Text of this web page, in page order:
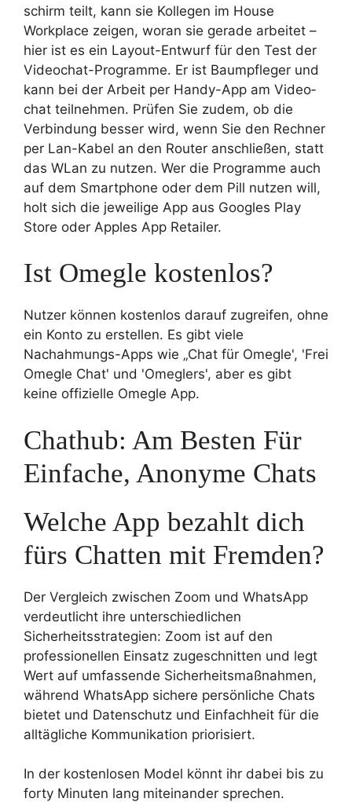
schirm teilt, kann sie Kollegen im House
Workplace zeigen, woran sie gerade arbeitet –
hier ist es ein Layout-Entwurf für den Test der
Video­chat-Programme. Er ist Baum­pfleger und
kann bei der Arbeit per Handy-App am Video­
chat teilnehmen. Prüfen Sie zudem, ob die
Verbindung besser wird, wenn Sie den Rechner
per Lan-Kabel an den Router anschließen, statt
das WLan zu nutzen. Wer die Programme auch
auf dem Smartphone oder dem Pill nutzen will,
holt sich die jeweilige App aus Googles Play
Store oder Apples App Retailer.
Ist Omegle kostenlos?
Nutzer können kostenlos darauf zugreifen, ohne
ein Konto zu erstellen. Es gibt viele
Nachahmungs-Apps wie „Chat für Omegle', 'Frei
Omegle Chat' und 'Omeglers', aber es gibt
keine offizielle Omegle App.
Chathub: Am Besten Für
Einfache, Anonyme Chats
Welche App bezahlt dich
fürs Chatten mit Fremden?
Der Vergleich zwischen Zoom und WhatsApp
verdeutlicht ihre unterschiedlichen
Sicherheitsstrategien: Zoom ist auf den
professionellen Einsatz zugeschnitten und legt
Wert auf umfassende Sicherheitsmaßnahmen,
während WhatsApp sichere persönliche Chats
bietet und Datenschutz und Einfachheit für die
alltägliche Kommunikation priorisiert.
In der kostenlosen Model könnt ihr dabei bis zu
forty Minuten lang miteinander sprechen.